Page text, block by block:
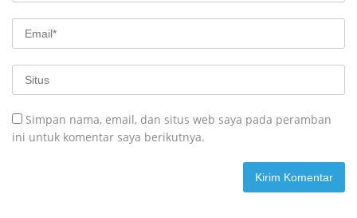
Simpan nama, email, dan situs web saya pada peramban
ini untuk komentar saya berikutnya.